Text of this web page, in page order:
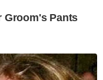
Groom's Pants